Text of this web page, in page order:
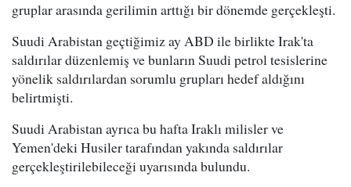
gruplar arasında gerilimin arttığı bir dönemde gerçekleşti.
Suudi Arabistan geçtiğimiz ay ABD ile birlikte Irak'ta
saldırılar düzenlemiş ve bunların Suudi petrol tesislerine
yönelik saldırılardan sorumlu grupları hedef aldığını
belirtmişti.
Suudi Arabistan ayrıca bu hafta Iraklı milisler ve
Yemen'deki Husiler tarafından yakında saldırılar
gerçekleştirilebileceği uyarısında bulundu.